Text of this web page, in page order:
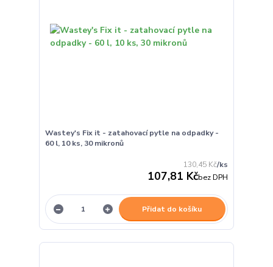
Wastey's Fix it - zatahovací pytle na odpadky -
60 l, 10 ks, 30 mikronů
130,45 Kč/ks
107,81 Kčbez DPH
Přidat do košíku